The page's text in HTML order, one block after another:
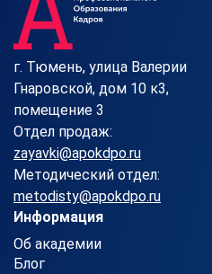
г. Тюмень, улица Валерии
Гнаровской, дом 10 к3,
помещение 3
Отдел продаж:
zayavki@apokdpo.ru
Методический отдел:
metodisty@apokdpo.ru
Информация
Об академии
Блог